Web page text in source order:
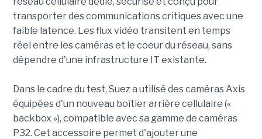
transporter des communications critiques avec une
faible latence. Les flux vidéo transitent en temps
réel entre les caméras et le coeur du réseau, sans
dépendre d'une infrastructure IT existante.
Dans le cadre du test, Suez a utilisé des caméras Axis
équipées d'un nouveau boîtier arrière cellulaire («
backbox »), compatible avec sa gamme de caméras
P32. Cet accessoire permet d'ajouter une